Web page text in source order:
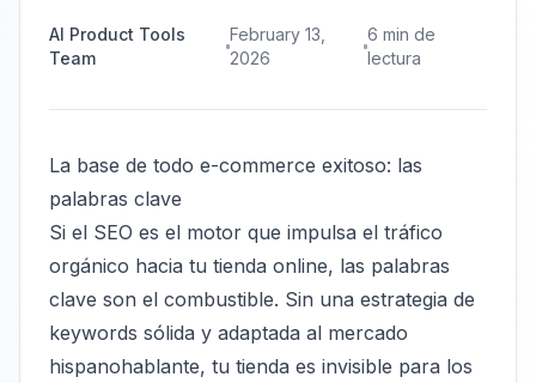
AI Product Tools
Team
February 13,
2026
6 min de
lectura
La base de todo e-commerce exitoso: las
palabras clave
Si el SEO es el motor que impulsa el tráfico
orgánico hacia tu tienda online, las palabras
clave son el combustible. Sin una estrategia de
keywords sólida y adaptada al mercado
hispanohablante, tu tienda es invisible para los